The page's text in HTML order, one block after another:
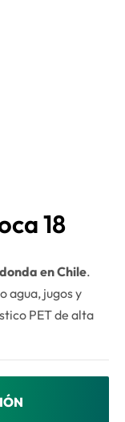
18
en Chile.
agua, jugos y
PET de alta